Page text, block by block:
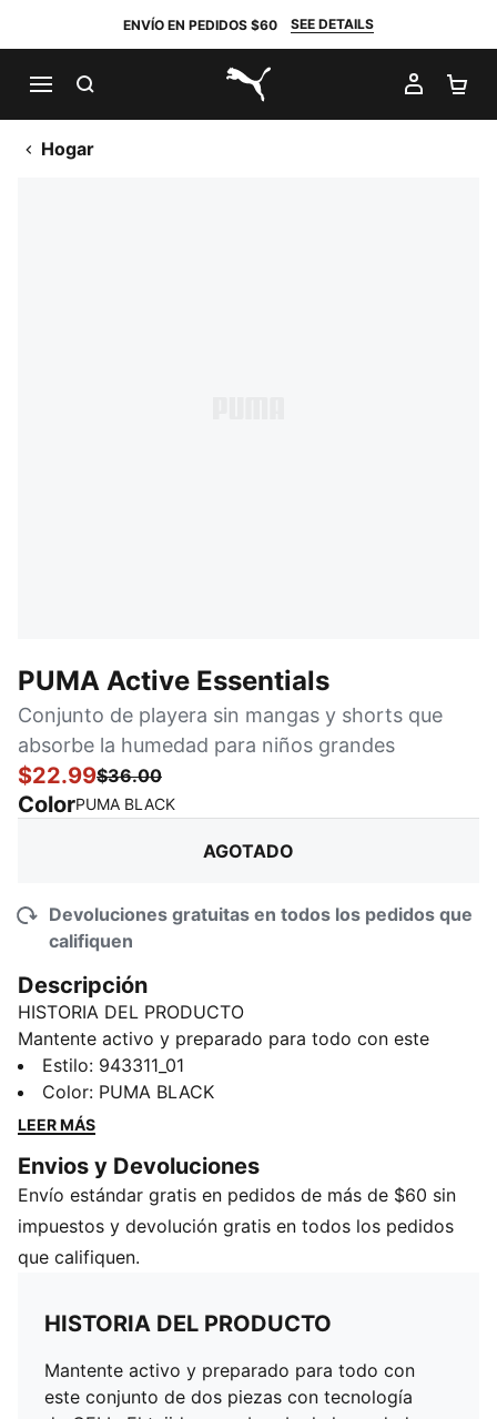
ENVÍO EN PEDIDOS $60 SEE DETAILS
PUMA.com
MI
Hogar
PUMA Active Essentials
Conjunto de playera sin mangas y shorts que
absorbe la humedad para niños grandes
$22.99$36.00
ColorPUMA BLACK:
AGOTADO
Devoluciones gratuitas en todos los pedidos que
califiquen
Descripción
HISTORIA DEL PRODUCTO
Mantente activo y preparado para todo con este
conjunto de dos piezas con tecnología dryCELL. El
tejido que absorbe la humedad mantiene a los jóvenes
atletas frescos en cada partido, baile o sesión de
fin de semana, este conjunto PUMA ofrece un estilo
deportivo y energía durante todo el día para cada
movimiento.
CARACTERÍSTICAS Y BENEFICIOS
libre de sudor durante el ejercicio
DETALLES
Cuello clásico
Sin mangas
Estilo: 943311_01
Color: PUMA BLACK
LEER MÁS
Envios y Devoluciones
Envío estándar gratis en pedidos de más de $60 sin
impuestos y devolución gratis en todos los pedidos
que califiquen.
HISTORIA DEL PRODUCTO
Mantente activo y preparado para todo con
este conjunto de dos piezas con tecnología